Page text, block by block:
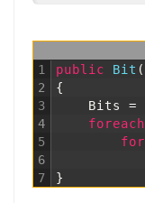
1
2
3
4
5
6
7
public Bit (
{
Bits
=
foreach
for
}